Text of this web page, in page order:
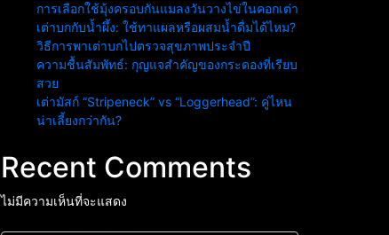
การเลือกใช้มุ้งครอบกันแมลงวันวางไข่ในคอกเต่า
เต่าบกกับน้ำผึ้ง: ใช้ทาแผลหรือผสมน้ำดื่มได้ไหม?
วิธีการพาเต่าบกไปตรวจสุขภาพประจำปี
ความชื้นสัมพัทธ์: กุญแจสำคัญของกระดองที่เรียบ
สวย
เต่ามัสก์ “Stripeneck” vs “Loggerhead”: คู่ไหน
น่าเลี้ยงกว่ากัน?
Recent Comments
ไม่มีความเห็นที่จะแสดง